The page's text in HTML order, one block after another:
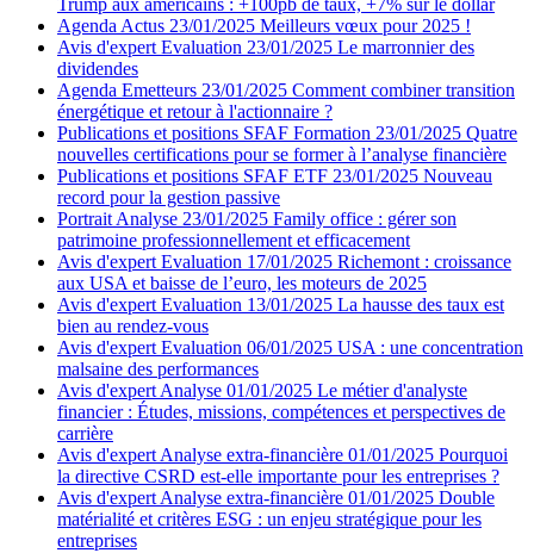
Trump aux américains : +100pb de taux, +7% sur le dollar
Agenda Actus 23/01/2025 Meilleurs vœux pour 2025 !
Avis d'expert Evaluation 23/01/2025 Le marronnier des
dividendes
Agenda Emetteurs 23/01/2025 Comment combiner transition
énergétique et retour à l'actionnaire ?
Publications et positions SFAF Formation 23/01/2025 Quatre
nouvelles certifications pour se former à l’analyse financière
Publications et positions SFAF ETF 23/01/2025 Nouveau
record pour la gestion passive
Portrait Analyse 23/01/2025 Family office : gérer son
patrimoine professionnellement et efficacement
Avis d'expert Evaluation 17/01/2025 Richemont : croissance
aux USA et baisse de l’euro, les moteurs de 2025
Avis d'expert Evaluation 13/01/2025 La hausse des taux est
bien au rendez-vous
Avis d'expert Evaluation 06/01/2025 USA : une concentration
malsaine des performances
Avis d'expert Analyse 01/01/2025 Le métier d'analyste
financier : Études, missions, compétences et perspectives de
carrière
Avis d'expert Analyse extra-financière 01/01/2025 Pourquoi
la directive CSRD est-elle importante pour les entreprises ?
Avis d'expert Analyse extra-financière 01/01/2025 Double
matérialité et critères ESG : un enjeu stratégique pour les
entreprises